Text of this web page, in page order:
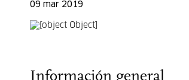
09 mar 2019
Información general